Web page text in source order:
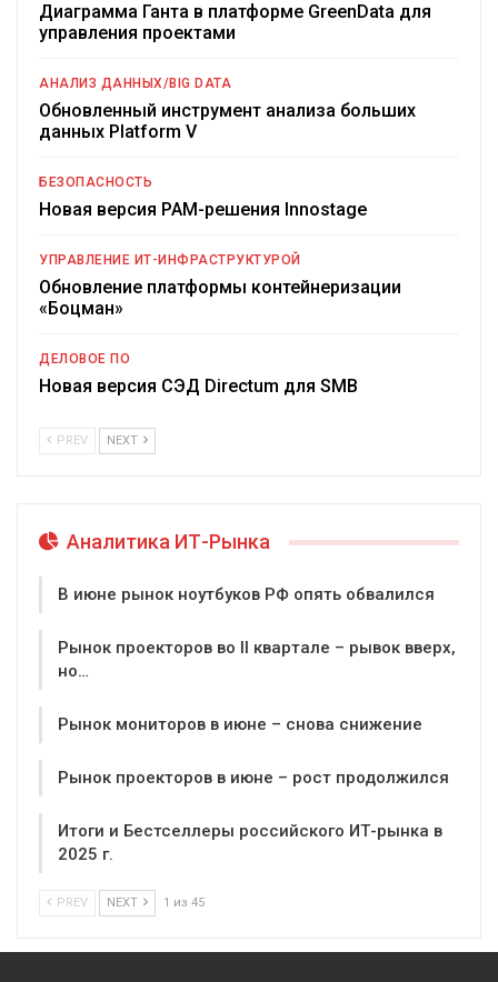
Диаграмма Ганта в платформе GreenData для
управления проектами
АНАЛИЗ ДАННЫХ/BIG DATA
Обновленный инструмент анализа больших
данных Platform V
БЕЗОПАСНОСТЬ
Новая версия PAM-решения Innostage
УПРАВЛЕНИЕ ИТ-ИНФРАСТРУКТУРОЙ
Обновление платформы контейнеризации
«Боцман»
ДЕЛОВОЕ ПО
Новая версия СЭД Directum для SMB
PREV NEXT
Аналитика ИТ-Рынка
В июне рынок ноутбуков РФ опять обвалился
Рынок проекторов во II квартале – рывок вверх,
но…
Рынок мониторов в июне – снова снижение
Рынок проекторов в июне – рост продолжился
Итоги и Бестселлеры российского ИТ-рынка в
2025 г.
PREV NEXT 1 из 45